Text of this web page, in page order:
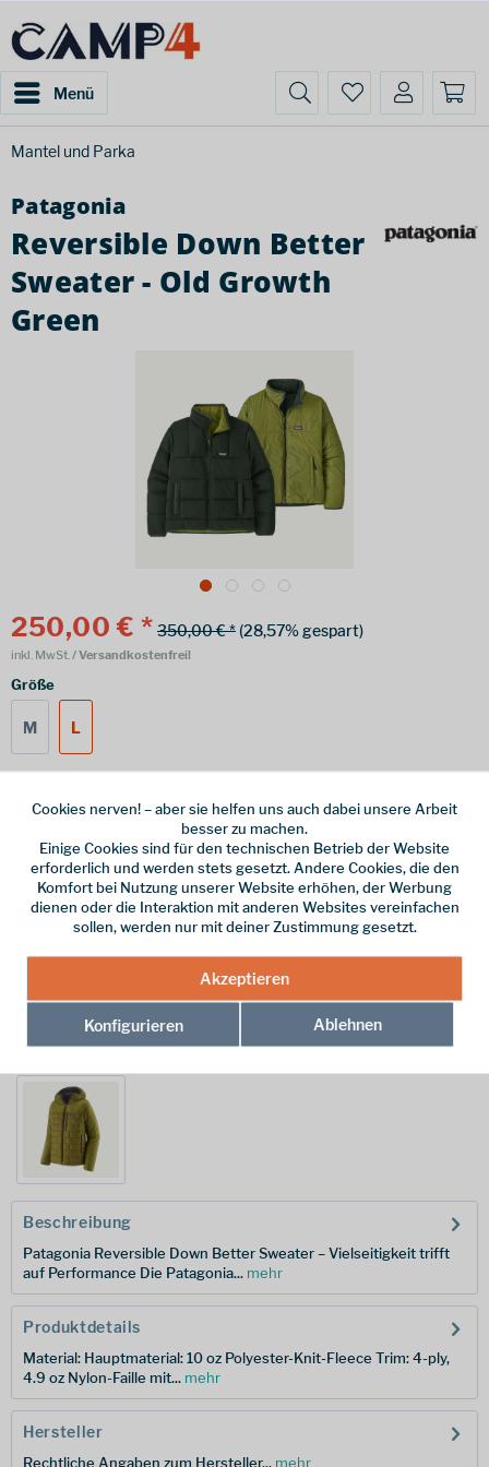
Menü
Mantel und Parka
Patagonia
Reversible Down Better
Sweater - Old Growth
Green
250,00 € * 350,00 € *(28,57% gespart)
inkl. MwSt./ Versandkostenfrei!
Größe
M L
Online bestellen Ladenabholung
vorrätig | Lieferzeit 1-3 Werktage
In den Warenkorb
Merken
Hersteller-Nr.: 26250-OLGG-L
Beschreibung
Patagonia Reversible Down Better Sweater – Vielseitigkeit trifft
auf Performance Die Patagonia... mehr
Produktdetails
Material: Hauptmaterial: 10 oz Polyester-Knit-Fleece Trim: 4-ply,
4.9 oz Nylon-Faille mit... mehr
Hersteller
Rechtliche Angaben zum Hersteller... mehr
Cookies nerven! – aber sie helfen uns auch dabei unsere Arbeit
besser zu machen.
Einige Cookies sind für den technischen Betrieb der Website
erforderlich und werden stets gesetzt. Andere Cookies, die den
Komfort bei Nutzung unserer Website erhöhen, der Werbung
dienen oder die Interaktion mit anderen Websites vereinfachen
sollen, werden nur mit deiner Zustimmung gesetzt.
Akzeptieren
Konfigurieren Ablehnen